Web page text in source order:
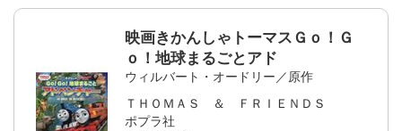
映画きかんしゃトーマスＧｏ！Ｇ
ｏ！地球まるごとアド
ウィルバート・オードリー／原作
ＴＨＯＭＡＳ ＆ ＦＲＩＥＮＤＳ
ポプラ社